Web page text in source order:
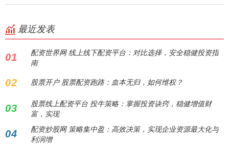
最近发表
01
配资世界网 线上线下配资平台：对比选择，安全稳健投资指
南
02 股票开户 股票配资跑路：血本无归，如何维权？
03
股票线上配资平台 投牛策略：掌握投资诀窍，稳健增值财
富，实现
04
配资炒股网 策略集中盈：高效决策，实现企业资源最大化与
利润增